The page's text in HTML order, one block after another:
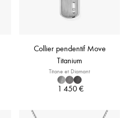
Collier pendentif Move
Titanium
Titane et Diamant
1 450 €